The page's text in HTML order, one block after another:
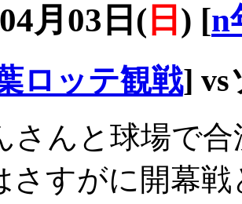
月03日( 日 ) [n
ロッテ観戦] vs
さんと球場で合
さすがに開幕